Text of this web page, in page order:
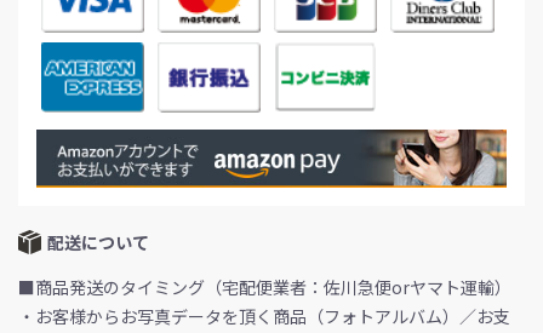
配送について
■商品発送のタイミング（宅配便業者：佐川急便orヤマト運輸）
・お客様からお写真データを頂く商品（フォトアルバム）／お支